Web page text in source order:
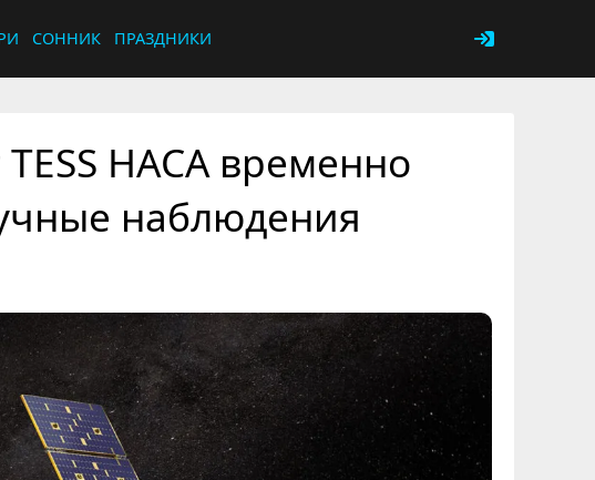
СОННИК ПРАЗДНИКИ
НАСА временно
наблюдения